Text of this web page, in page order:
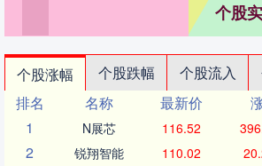
个股
个股涨幅 个股跌幅 个股流入
排名
名称 最新价
1
N展芯 116.52
2 锐翔智能 110.02